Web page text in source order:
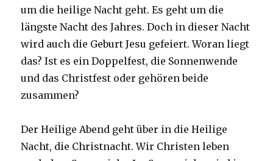
um die heilige Nacht geht. Es geht um die
längste Nacht des Jahres. Doch in dieser Nacht
wird auch die Geburt Jesu gefeiert. Woran liegt
das? Ist es ein Doppelfest, die Sonnenwende
und das Christfest oder gehören beide
zusammen?
Der Heilige Abend geht über in die Heilige
Nacht, die Christnacht. Wir Christen leben